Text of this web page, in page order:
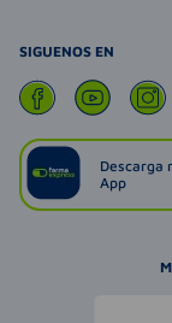
SIGUENOS EN
Descarga
App